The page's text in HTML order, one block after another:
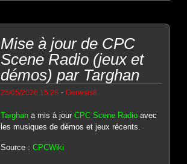
Mise à jour de CPC
Scene Radio (jeux et
démos) par Targhan
25/05/2026 15:28 - Genesis8
Targhana mis à jour CPC Scene Radioavec
les musiques de démos et jeux récents.
Source : CPCWiki